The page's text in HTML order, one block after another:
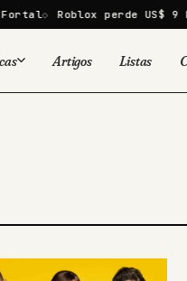
Roblox perde US$ 9 bi
Artigos Listas